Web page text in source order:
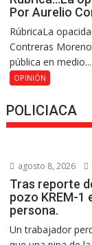
Por Aurelio
RúbricaLa
Contreras
pública en medio...
OPINIÓN
POLICIACA
agosto 8, 2026
Tras reporte
pozo KREM-1
persona.
Un trabajador